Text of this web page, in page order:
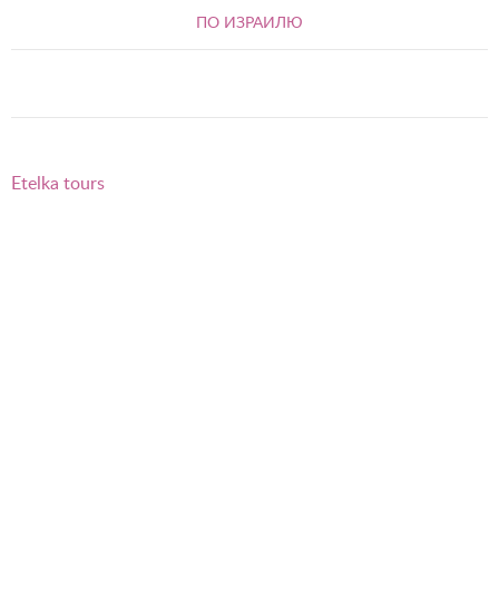
ПО ИЗРАИЛЮ
Etelka tours